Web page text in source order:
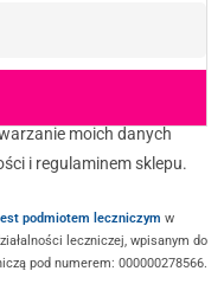
moich danych
i regulaminem sklepu.
podmiotem leczniczym w
leczniczej, wpisanym do
pod numerem: 000000278566.